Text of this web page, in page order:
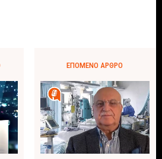
ΕΠΌΜΕΝΟ ΆΡΘΡΟ